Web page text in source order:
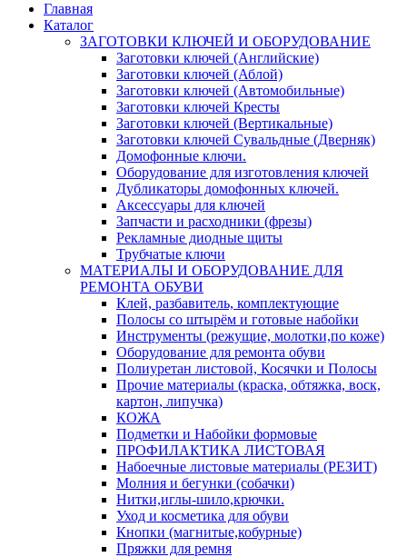
Главная
Каталог
ЗАГОТОВКИ КЛЮЧЕЙ И ОБОРУДОВАНИЕ
Заготовки ключей (Английские)
Заготовки ключей (Аблой)
Заготовки ключей (Автомобильные)
Заготовки ключей Кресты
Заготовки ключей (Вертикальные)
Заготовки ключей Сувальдные (Дверняк)
Домофонные ключи.
Оборудование для изготовления ключей
Дубликаторы домофонных ключей.
Аксессуары для ключей
Запчасти и расходники (фрезы)
Рекламные диодные щиты
Трубчатые ключи
МАТЕРИАЛЫ И ОБОРУДОВАНИЕ ДЛЯ
РЕМОНТА ОБУВИ
Клей, разбавитель, комплектующие
Полосы со штырём и готовые набойки
Инструменты (режущие, молотки,по коже)
Оборудование для ремонта обуви
Полиуретан листовой, Косячки и Полосы
Прочие материалы (краска, обтяжка, воск,
картон, липучка)
КОЖА
Подметки и Набойки формовые
ПРОФИЛАКТИКА ЛИСТОВАЯ
Набоечные листовые материалы (РЕЗИТ)
Молния и бегунки (собачки)
Нитки,иглы-шило,крючки.
Уход и косметика для обуви
Кнопки (магнитые,кобурные)
Пряжки для ремня